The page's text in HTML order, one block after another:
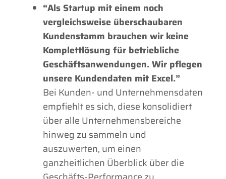
“Als Startup mit einem noch
vergleichsweise überschaubaren
Kundenstamm brauchen wir keine
Komplettlösung für betriebliche
Geschäftsanwendungen. Wir pflegen
unsere Kundendaten mit Excel.”
Bei Kunden- und Unternehmensdaten
empfiehlt es sich, diese konsolidiert
über alle Unternehmensbereiche
hinweg zu sammeln und
auszuwerten, um einen
ganzheitlichen Überblick über die